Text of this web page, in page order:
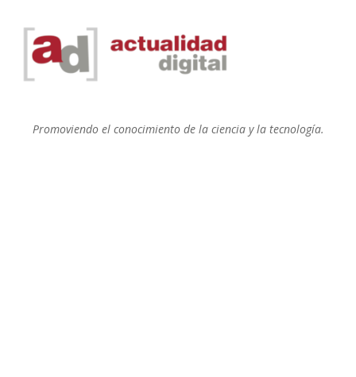
Promoviendo el conocimiento de la ciencia y la tecnología.